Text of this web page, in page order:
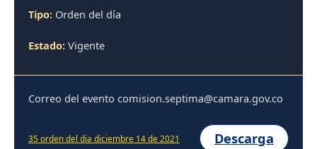
Tipo: Orden del día
Estado: Vigente
Correo del evento comision.septima@camara.gov.co
35 orden del dia diciembre 14 de 2021 Descarga